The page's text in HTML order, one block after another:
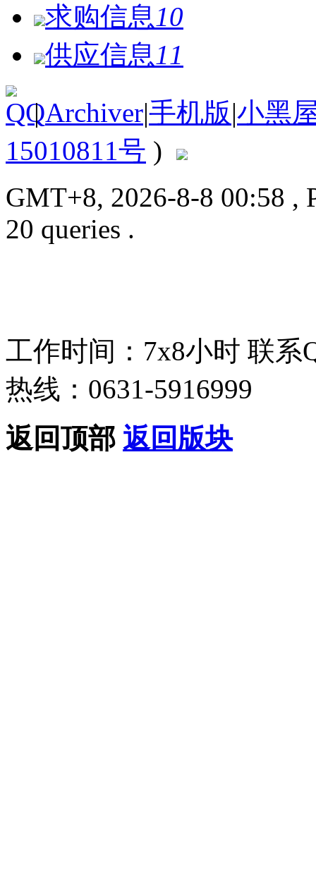
求购信息 10
供应信息 11
| Archiver|手机版|小黑
15010811号 )
GMT+8, 2026-8-8 00:58 ,
20 queries .
工作时间：7x8小时 联系
热线：0631-5916999
返回顶部 返回版块